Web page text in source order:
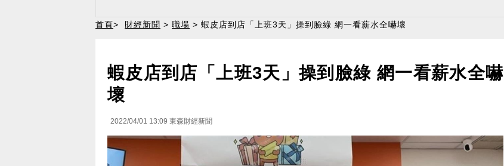
首頁> 財經新聞 > 職場 > 蝦皮店到店「上班3天」操到臉綠 網一看薪水全嚇壞
蝦皮店到店「上班3天」操到臉綠 網一看薪水全嚇
壞
2022/04/01 13:09 東森財經新聞